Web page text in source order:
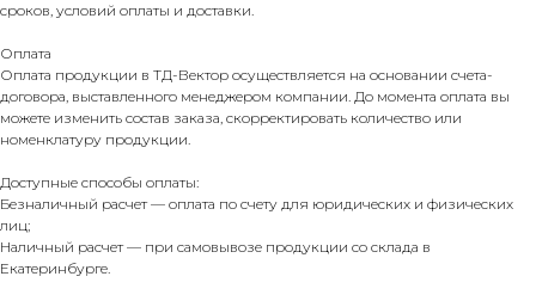
сроков, условий оплаты и доставки.
Оплата
Оплата продукции в ТД-Вектор осуществляется на основании счета-
договора, выставленного менеджером компании. До момента оплата вы
можете изменить состав заказа, скорректировать количество или
номенклатуру продукции.
Доступные способы оплаты:
Безналичный расчет — оплата по счету для юридических и физических
лиц;
Наличный расчет — при самовывозе продукции со склада в
Екатеринбурге.